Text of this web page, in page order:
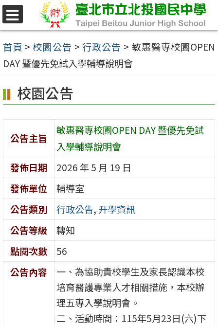
跳
至
主
要
容
區
首頁 >校園公告 > 行政公告 > 敏惠醫專校園OPEN
DAY 暨優先免試入學輔導說明會
校園公告
公告主旨
敏惠醫專校園OPEN DAY 暨優先免試
入學輔導說明會
發佈日期
2026 年 5 月 19 日
發佈單位
輔導室
公告類別
行政公告, 升學資訊
公告等級
轉知
點閱次數
56
公告內容
一、為協助貴校學生及家長認識本校
培育醫護專業人才相關措施，本校辦
理五專入學說明會。
二、活動時間：115年5月23日(六)下
選
單